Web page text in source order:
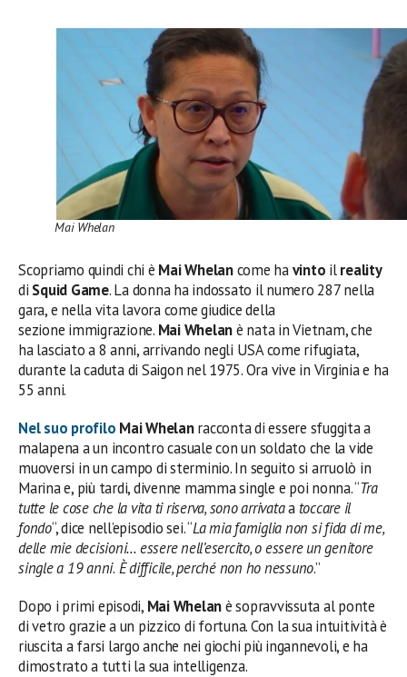
Mai Whelan
Scopriamo quindi chi è Mai Whelancome havinto ilreality
di Squid Game. La donna ha indossato il numero 287 nella
gara, e nella vita lavora come giudice della
sezione immigrazione. Mai Whelanè nata in Vietnam, che
ha lasciato a 8 anni, arrivando negli USA come rifugiata,
durante la caduta di Saigon nel 1975. Ora vive in Virginia e ha
55 anni.
Nel suo profilo Mai Whelanracconta di essere sfuggita a
malapena a un incontro casuale con un soldato che la vide
muoversi in un campo di sterminio. In seguito si arruolò in
Marina e, più tardi, divenne mamma single e poi nonna. “Tra
tutte le cose che la vita ti riserva, sono arrivataa toccare il
fondo“, dice nell’episodio sei. “La mia famiglia non si fida di me,
delle mie decisioni… essere nell’esercito, o essere un genitore
single a 19 anni. È difficile, perché non ho nessuno.”
Dopo i primi episodi, Mai Whelanè sopravvissuta al ponte
di vetro grazie a un pizzico di fortuna. Con la sua intuitività è
riuscita a farsi largo anche nei giochi più ingannevoli, e ha
dimostrato a tutti la sua intelligenza.